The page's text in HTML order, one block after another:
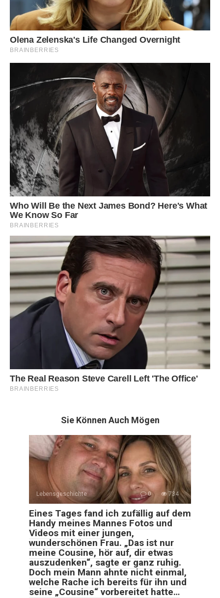
Sie Können Auch Mögen
Lebensgeschichte 0 734
Eines Tages fand ich zufällig auf dem
Handy meines Mannes Fotos und
Videos mit einer jungen,
wunderschönen Frau. „Das ist nur
meine Cousine, hör auf, dir etwas
auszudenken“, sagte er ganz ruhig.
Doch mein Mann ahnte nicht einmal,
welche Rache ich bereits für ihn und
seine „Cousine“ vorbereitet hatte…